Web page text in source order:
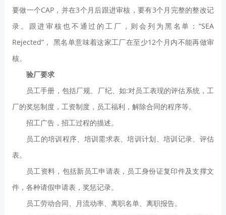
要做一个CAP，并在3个月后跟进审核，要有3个月完整的整改记
录。跟进审核也不通过的工厂，则会列为黑名单：“SEA
Rejected”， 黑名单意味着这家工厂在至少12个月内不能再做审
核。
验厂要求
员工手册，包括厂规、厂纪、如:对员工表现的评估系统，工
厂的奖惩制度，工资制度，员工福利，解除合同的程序等。
招工广告，招工过程的描述。
员工的培训程序、培训需求表、培训计划、培训记录、评估
表。
员工资料，包括新员工申请表，员工身份证复印件及支撑文
件，各种请假申请表，奖惩记录。
员工劳动合同、月流动率、离职名单、离职报告。